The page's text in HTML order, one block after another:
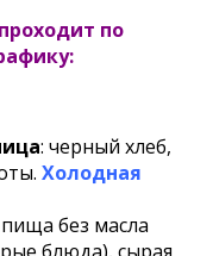
по
: черный хлеб,
Холодная
пища без масла